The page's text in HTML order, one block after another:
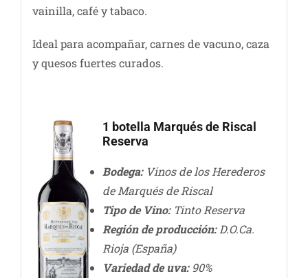
vainilla, café y tabaco.
Ideal para acompañar, carnes de vacuno, caza
y quesos fuertes curados.
1 botella Marqués de Riscal
Reserva
Bodega:Vinos de los Herederos
de Marqués de Riscal
Tipo de Vino:Tinto Reserva
Región de producción:D.O.Ca.
Rioja (España)
Variedad de uva:90%